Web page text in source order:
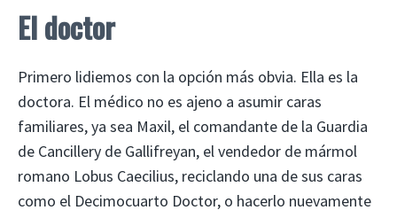
El doctor
Primero lidiemos con la opción más obvia. Ella es la
doctora. El médico no es ajeno a asumir caras
familiares, ya sea Maxil, el comandante de la Guardia
de Cancillery de Gallifreyan, el vendedor de mármol
romano Lobus Caecilius, reciclando una de sus caras
como el Decimocuarto Doctor, o hacerlo nuevamente